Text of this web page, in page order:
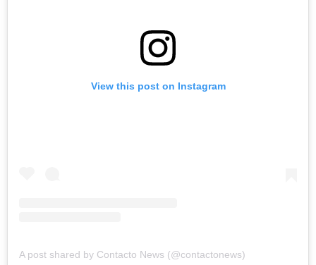
View this post on Instagram
A post shared by Contacto News (@contactonews)